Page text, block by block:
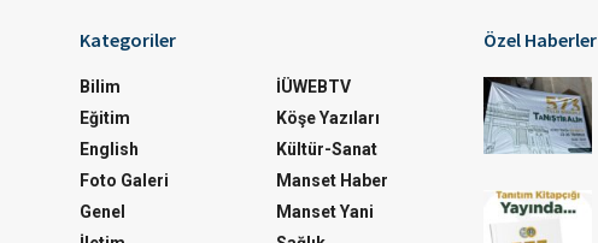
Kategoriler
Bilim
Eğitim
English
Foto Galeri
Genel
İÜWEBTV
Köşe Yazıları
Kültür-Sanat
Manset Haber
Manset Yani
Özel Haberler